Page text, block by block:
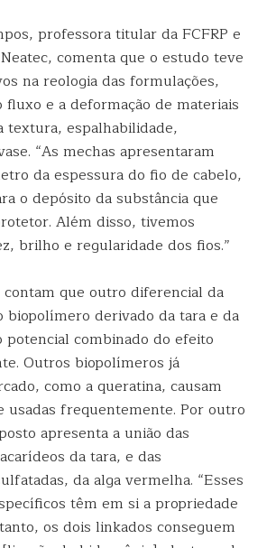
professora titular da FCFRP e
comenta que o estudo teve
na reologia das formulações,
fluxo e a deformação de materiais
textura, espalhabilidade,
“As mechas apresentaram
da espessura do fio de cabelo,
o depósito da substância que
Além disso, tivemos
brilho e regularidade dos fios.”
contam que outro diferencial da
biopolímero derivado da tara e da
potencial combinado do efeito
Outros biopolímeros já
como a queratina, causam
usadas frequentemente. Por outro
apresenta a união das
da tara, e das
da alga vermelha. “Esses
têm em si a propriedade
os dois linkados conseguem